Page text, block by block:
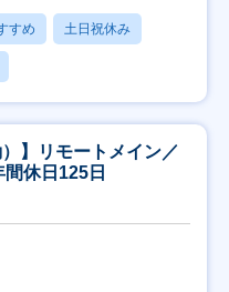
すめ 土日祝休み
】リモートメイン／
休日125日